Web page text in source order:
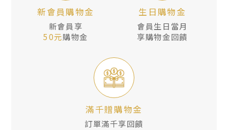
新會員購物金
新會員享
50元購物金
生日購物金
會員生日當月
享購物金回饋
滿千贈購物金
訂單滿千享回饋